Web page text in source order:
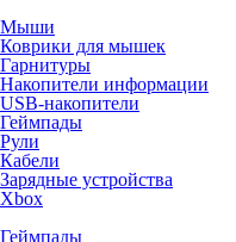
Мыши
Коврики для мышек
Гарнитуры
Накопители информации
USB-накопители
Геймпады
Рули
Кабели
Зарядные устройства
Xbox
Геймпады